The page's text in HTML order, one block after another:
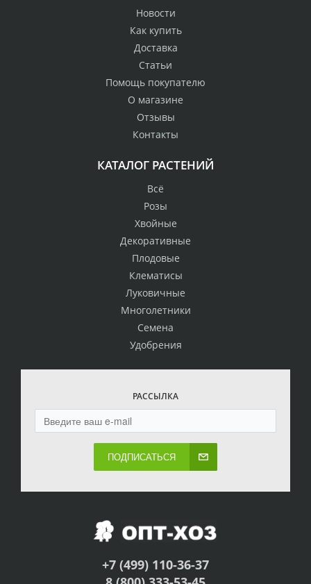
Новости
Как купить
Доставка
Статьи
Помощь покупателю
О магазине
Отзывы
Контакты
КАТАЛОГ РАСТЕНИЙ
Всё
Розы
Хвойные
Декоративные
Плодовые
Клематисы
Луковичные
Многолетники
Семена
Удобрения
РАССЫЛКА
ПОДПИСАТЬСЯ
+7 (499) 110-36-37